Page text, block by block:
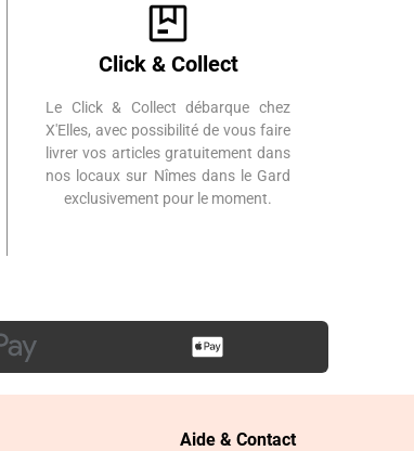
Click & Collect
Le Click & Collect débarque chez
X'Elles, avec possibilité de vous faire
livrer vos articles gratuitement dans
nos locaux sur Nîmes dans le Gard
exclusivement pour le moment.
Aide & Contact